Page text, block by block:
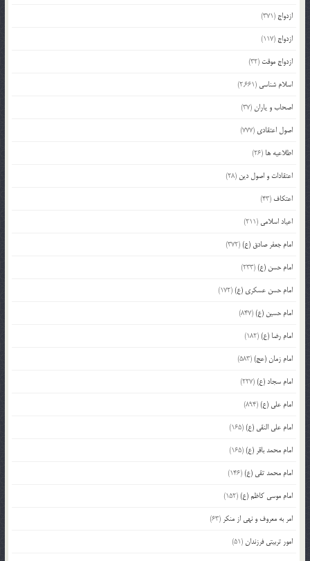
ازدواج (371)
ازدواج (117)
ازدواج موقت (32)
اسلام شناسی (2,661)
اصحاب و یاران (37)
اصول اعتقادی (777)
اطلاعیه ها (26)
اعتقادات و اصول دین (28)
اعتکاف (43)
اعیاد اسلامی (211)
امام جعفر صادق (ع)(372)
امام حسن (ع)(233)
امام حسن عسکری (ع)(172)
امام حسین (ع)(847)
امام رضا (ع)(182)
امام زمان (عج)(583)
امام سجاد (ع)(227)
امام علی (ع)(894)
امام علی النقی (ع)(165)
امام محمد باقر (ع)(165)
امام محمد تقی (ع)(146)
امام موسی کاظم (ع)(152)
امر به معروف و نهی از منکر (63)
امور تربیتی فرزندان (51)